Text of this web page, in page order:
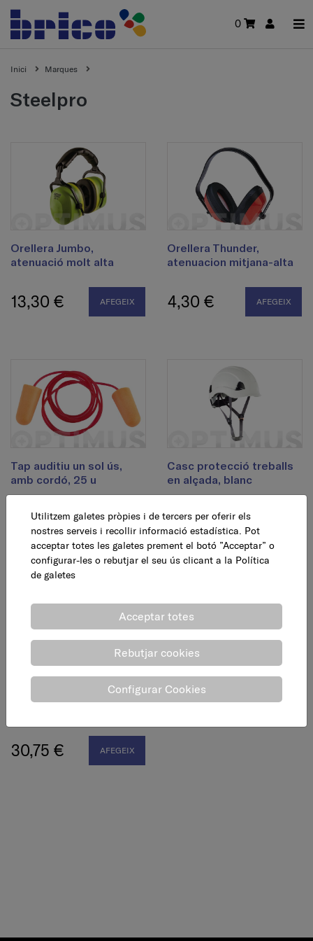
0
Inici Marques
steelpro
Orellera Jumbo,
atenuació molt alta
13,30 € AFEGEIX
Orellera Thunder,
atenuacion mitjana-alta
4,30 € AFEGEIX
Tap auditiu un sol ús,
amb cordó, 25 u
8,75 € AFEGEIX
Casc protecció treballs
en alçada, blanc
27,75 €
Kit arnès anticaigudes +
30,75 € AFEGEIX
Utilitzem galetes pròpies i de tercers per oferir els
nostres serveis i recollir informació estadística. Pot
acceptar totes les galetes prement el botó ”Acceptar” o
configurar-les o rebutjar el seu ús clicant a la Política
de galetes
Acceptar totes
Rebutjar cookies
Configurar Cookies